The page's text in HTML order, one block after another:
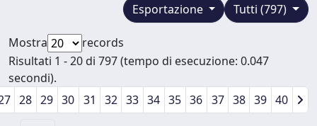
Tutti (797)
Esportazione
Mostra
records
Risultati 1 - 20 di 797 (tempo di esecuzione: 0.047
secondi).
28 29 30 31 32 33 34 35 36 37 38 39 40